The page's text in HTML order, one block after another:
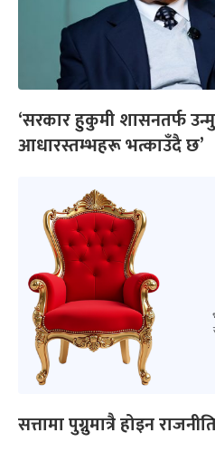
‘सरकार हुकुमी शासनतर्फ
आधारस्तम्भहरू भत्काउँदै छ’
सत्तामा पुग्नुमात्रै होइन